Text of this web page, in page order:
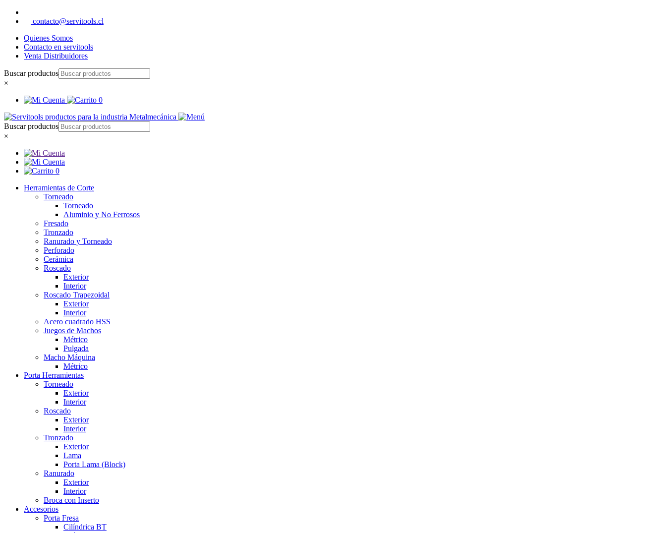
contacto@servitools.cl
Quienes Somos
Contacto en servitools
Venta Distribuidores
Buscar productos
×
0
Buscar productos
×
0
Herramientas de Corte
Torneado
Torneado
Aluminio y No Ferrosos
Fresado
Tronzado
Ranurado y Torneado
Perforado
Cerámica
Roscado
Exterior
Interior
Roscado Trapezoidal
Exterior
Interior
Acero cuadrado HSS
Juegos de Machos
Métrico
Pulgada
Macho Máquina
Métrico
Porta Herramientas
Torneado
Exterior
Interior
Roscado
Exterior
Interior
Tronzado
Exterior
Lama
Porta Lama (Block)
Ranurado
Exterior
Interior
Broca con Inserto
Accesorios
Porta Fresa
Cilíndrica BT